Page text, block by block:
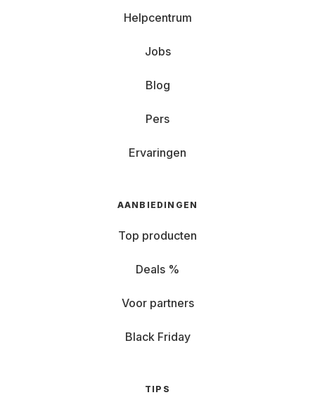
Helpcentrum
Jobs
Blog
Pers
Ervaringen
AANBIEDINGEN
Top producten
Deals %
Voor partners
Black Friday
TIPS